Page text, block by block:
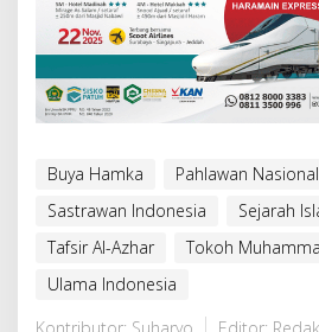
Buya Hamka
Pahlawan Nasional
Sastrawan Indonesia
Sejarah
Tafsir Al-Azhar
Tokoh
Ulama Indonesia